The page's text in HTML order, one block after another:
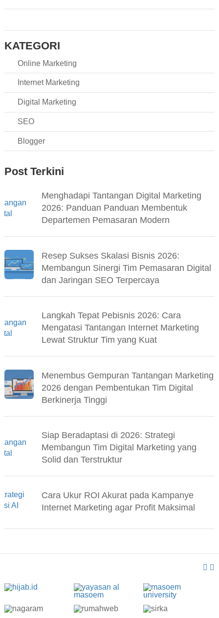
KATEGORI
Online Marketing
Internet Marketing
Digital Marketing
SEO
Blogger
Post Terkini
Menghadapi Tantangan Digital Marketing
2026: Panduan Panduan Membentuk
Departemen Pemasaran Modern
Resep Sukses Skalasi Bisnis 2026:
Membangun Sinergi Tim Pemasaran Digital
dan Jaringan SEO Terpercaya
Langkah Tepat Pebisnis 2026: Cara
Mengatasi Tantangan Internet Marketing
Lewat Struktur Tim yang Kuat
Menembus Gempuran Tantangan Marketing
2026 dengan Pembentukan Tim Digital
Berkinerja Tinggi
Siap Beradaptasi di 2026: Strategi
Membangun Tim Digital Marketing yang
Solid dan Terstruktur
Cara Ukur ROI Akurat pada Kampanye
Internet Marketing agar Profit Maksimal